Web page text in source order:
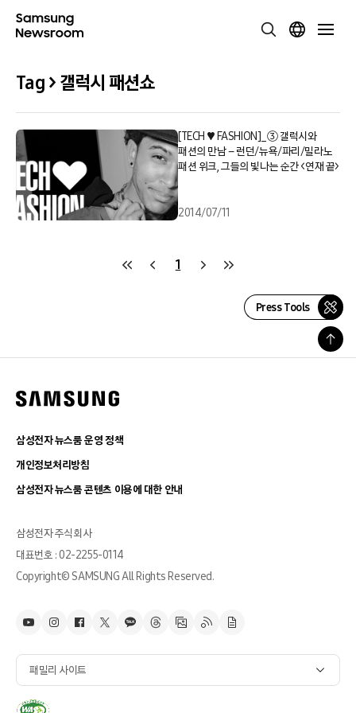
Tag > 갤럭시 패션쇼
[TECH ♥ FASHION]_③ 갤럭시와
패션의 만남 – 런던/뉴욕/파리/밀라노
패션 위크, 그들의 빛나는 순간 <연재 끝>
2014/07/11
1
Press Tools
삼성전자 뉴스룸 운영 정책
개인정보처리방침
삼성전자 뉴스룸 콘텐츠 이용에 대한 안내
삼성전자 주식회사
대표번호 : 02-2255-0114
Copyright© SAMSUNG All Rights Reserved.
패밀리 사이트